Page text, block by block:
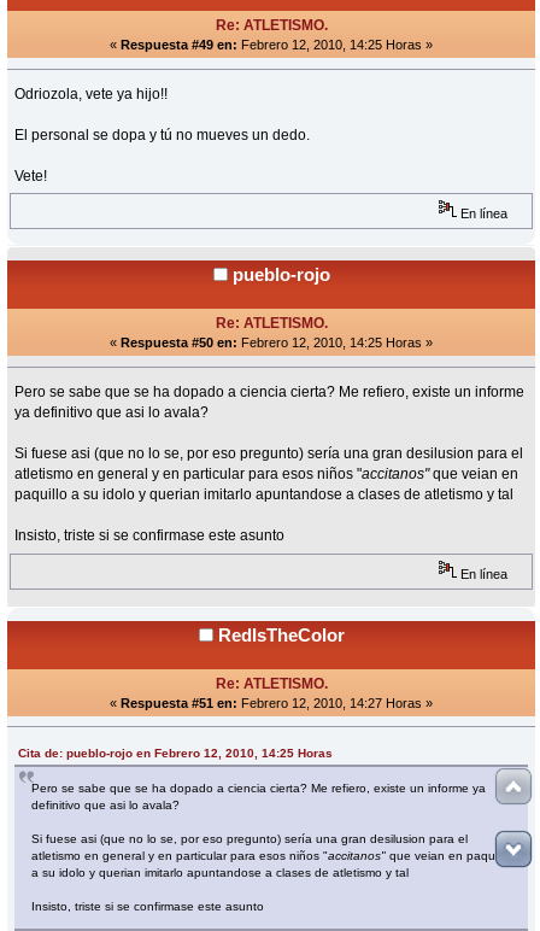
Re: ATLETISMO.
« Respuesta #49 en: Febrero 12, 2010, 14:25 Horas »
Odriozola, vete ya hijo!!
El personal se dopa y tú no mueves un dedo.
Vete!
En línea
pueblo-rojo
Re: ATLETISMO.
« Respuesta #50 en: Febrero 12, 2010, 14:25 Horas »
Pero se sabe que se ha dopado a ciencia cierta? Me refiero, existe un informe
ya definitivo que asi lo avala?
Si fuese asi (que no lo se, por eso pregunto) sería una gran desilusion para el
atletismo en general y en particular para esos niños "accitanos"que veian en
paquillo a su idolo y querian imitarlo apuntandose a clases de atletismo y tal
Insisto, triste si se confirmase este asunto
En línea
RedIsTheColor
Re: ATLETISMO.
« Respuesta #51 en: Febrero 12, 2010, 14:27 Horas »
Cita de: pueblo-rojo en Febrero 12, 2010, 14:25 Horas
Pero se sabe que se ha dopado a ciencia cierta? Me refiero, existe un informe ya
definitivo que asi lo avala?
Si fuese asi (que no lo se, por eso pregunto) sería una gran desilusion para el
atletismo en general y en particular para esos niños "accitanos" que veian en paquillo
a su idolo y querian imitarlo apuntandose a clases de atletismo y tal
Insisto, triste si se confirmase este asunto